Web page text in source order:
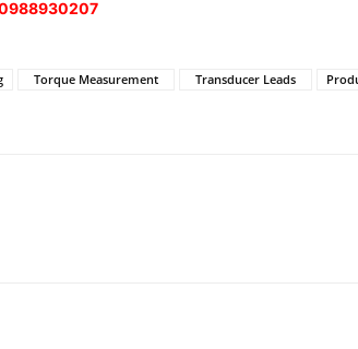
Torque Measurement Transducer Leads